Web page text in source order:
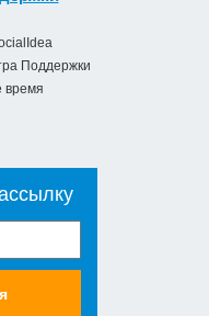
Поддержки
время